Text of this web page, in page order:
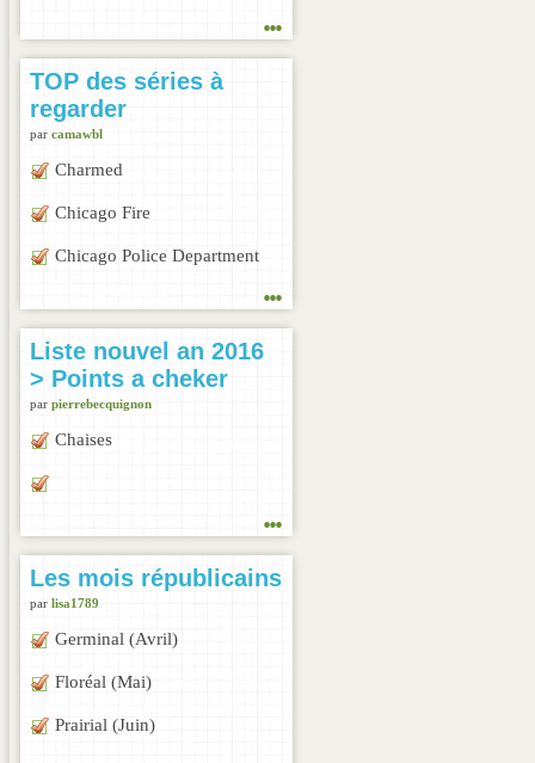
...
TOP des séries à
regarder
par camawbl
Charmed
Chicago Fire
Chicago Police Department
...
Liste nouvel an 2016
> Points a cheker
par pierrebecquignon
Chaises
...
Les mois républicains
par lisa1789
Germinal (Avril)
Floréal (Mai)
Prairial (Juin)